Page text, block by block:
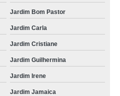
Jardim Bom Pastor
Jardim Carla
Jardim Cristiane
Jardim Guilhermina
Jardim Irene
Jardim Jamaica